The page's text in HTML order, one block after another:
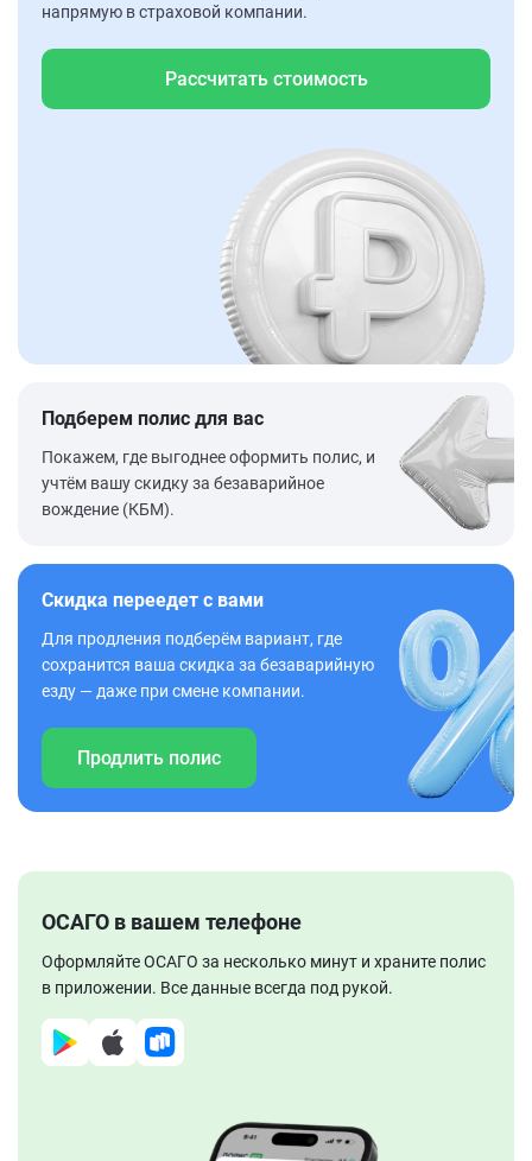
напрямую в страховой компании.
Рассчитать стоимость
Подберем полис для вас
Покажем, где выгоднее оформить полис, и
учтём вашу скидку за безаварийное
вождение (КБМ).
Скидка переедет с вами
Для продления подберём вариант, где
сохранится ваша скидка за безаварийную
езду — даже при смене компании.
Продлить полис
ОСАГО в вашем телефоне
Оформляйте ОСАГО за несколько минут и храните полис
в приложении. Все данные всегда под рукой.